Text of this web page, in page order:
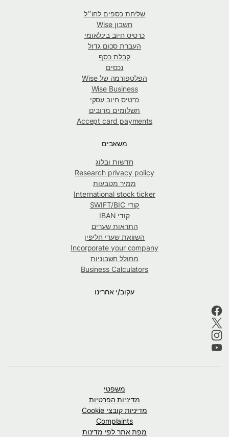
שליחת כספים לחו״ל
חשבון Wise
כרטיס חיוב בינלאומי
העברת סכום גדול
קבלת כסף
נכסים
הפלטפורמה של Wise
Wise Business
כרטיס חיוב עסקי
תשלומים מרובים
Accept card payments
משאבים
חדשות ובלוג
Research privacy policy
ממיר מטבעות
International stock ticker
קודי SWIFT/BIC
קודי IBAN
התראות שערים
השוואת שערי חליפין
Incorporate your company
מחולל חשבוניות
Business Calculators
עקוב/י אחרינו
משפטי
מדיניות הפרטיות
מדיניות קובצי Cookie
Complaints
מפת אתר לפי מדינות